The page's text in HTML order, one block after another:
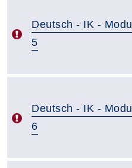
Deutsch - IK - Modul
5
Deutsch - IK - Modul
6